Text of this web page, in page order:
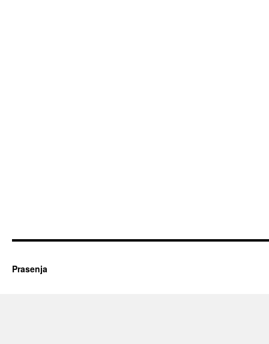
Prasenja